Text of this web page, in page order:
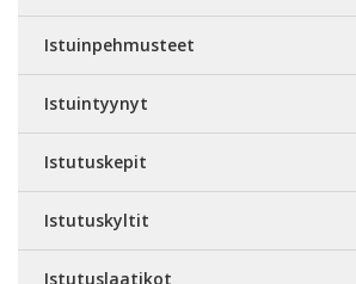
Istuinpehmusteet
Istuintyynyt
Istutuskepit
Istutuskyltit
Istutuslaatikot